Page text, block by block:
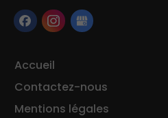
Accueil
Contactez-nous
Mentions légales